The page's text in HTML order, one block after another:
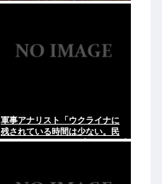
軍事アナリスト「ウクライナに
残されている時間は少ない。民
間施設テロではなくプランBやプ